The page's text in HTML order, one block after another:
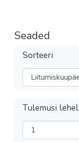
Seaded
Sorteeri
Tulemusi lehel